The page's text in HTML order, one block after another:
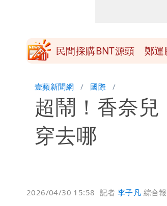
民間採購BNT源頭 鄭運
他二刷《蜘蛛人》一路
壹蘋新聞網 國際
超鬧！香奈
穿去哪
2026/04/30 15:58 記者李子凡 綜合